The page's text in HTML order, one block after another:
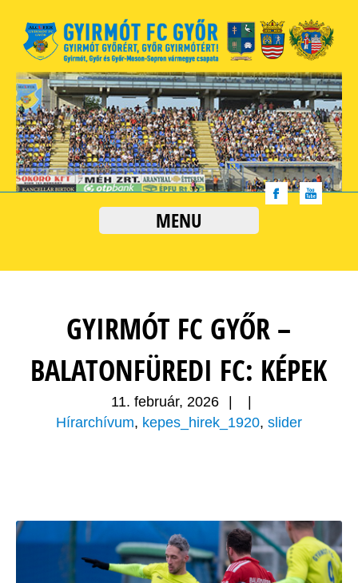
MENU
GYIRMÓT FC GYŐR –
BALATONFÜREDI FC: KÉPEK
11. február, 2026
Hírarchívum, kepes_hirek_1920, slider